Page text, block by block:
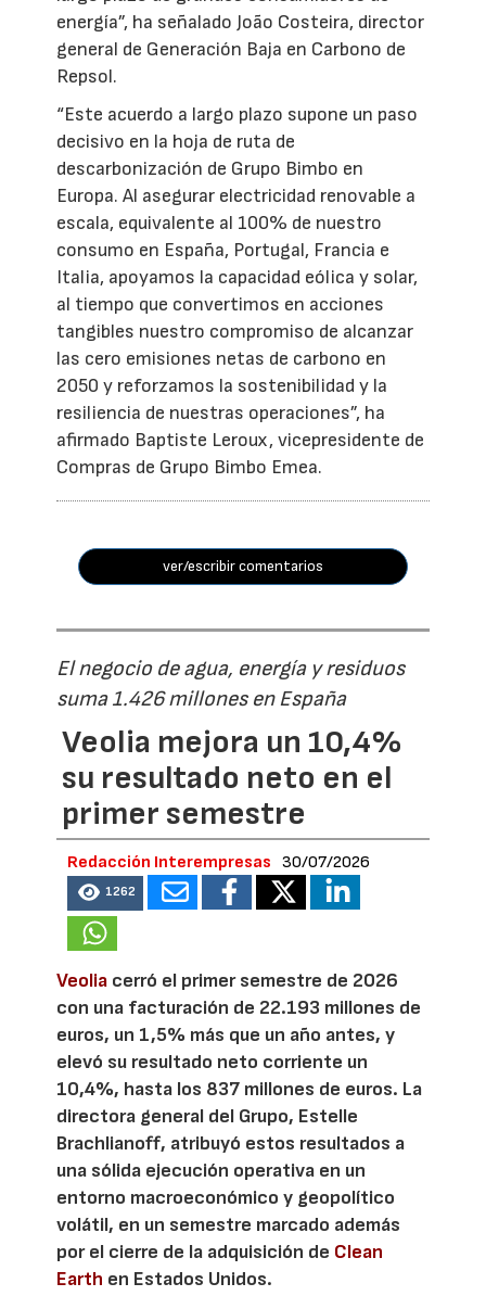
energía”, ha señalado João Costeira, director
general de Generación Baja en Carbono de
Repsol.
“Este acuerdo a largo plazo supone un paso
decisivo en la hoja de ruta de
descarbonización de Grupo Bimbo en
Europa. Al asegurar electricidad renovable a
escala, equivalente al 100% de nuestro
consumo en España, Portugal, Francia e
Italia, apoyamos la capacidad eólica y solar,
al tiempo que convertimos en acciones
tangibles nuestro compromiso de alcanzar
las cero emisiones netas de carbono en
2050 y reforzamos la sostenibilidad y la
resiliencia de nuestras operaciones”, ha
afirmado Baptiste Leroux, vicepresidente de
Compras de Grupo Bimbo Emea.
ver/escribir comentarios
El negocio de agua, energía y residuos
suma 1.426 millones en España
Veolia mejora un 10,4%
su resultado neto en el
primer semestre
Redacción Interempresas 30/07/2026
1262
Veolia cerró el primer semestre de 2026
con una facturación de 22.193 millones de
euros, un 1,5% más que un año antes, y
elevó su resultado neto corriente un
10,4%, hasta los 837 millones de euros. La
directora general del Grupo, Estelle
Brachlianoff, atribuyó estos resultados a
una sólida ejecución operativa en un
entorno macroeconómico y geopolítico
volátil, en un semestre marcado además
por el cierre de la adquisición de Clean
Earth en Estados Unidos.